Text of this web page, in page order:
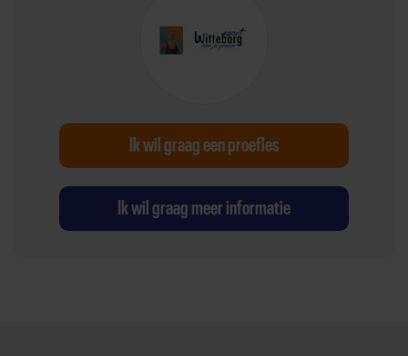
Ik wil graag een proefles
Ik wil graag meer informatie